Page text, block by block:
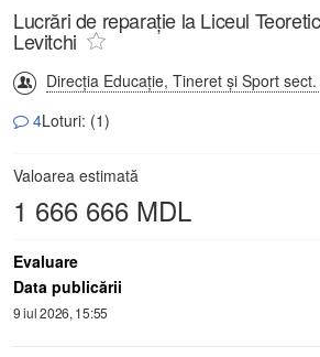
Lucrări de reparație la Liceul
Levitchi
Direcţia Educaţie, Tineret şi Sport
4Loturi: (1)
Valoarea estimată
1 666 666 MDL
Evaluare
Data publicării
9 iul 2026, 15:55